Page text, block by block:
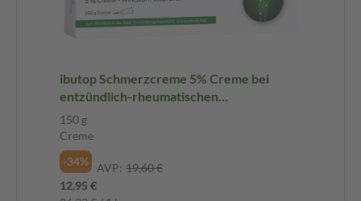
ibutop Schmerzcreme 5% Creme bei
entzündlich-rheumatischen
Erkrankungen und chronischen Gelenk-
und Muskelschmerzen 150 g Creme
150 g
Creme
-34%
AVP: 19,60 €
12,95 €